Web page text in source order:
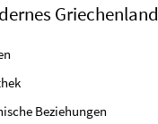
Griechenland
Beziehungen